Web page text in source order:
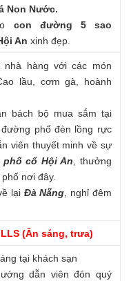
Non Nước.
con đường 5 sao
An xinh đẹp.
hàng với các món
lầu, cơm gà, hoành
bách bộ mua sắm tại
phố đèn lồng rực
viên thuyết minh về sự
phố cổ Hội An, thưởng
nơi đây.
lại Đà Nẵng, nghỉ đêm
(Ăn sáng, trưa)
tại khách sạn
dẫn viên đón quý